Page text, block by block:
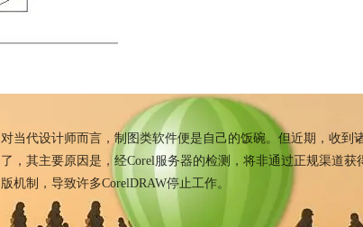
破解版或者精简版和盗版cdr x4弹出禁用警告
对当代设计师而言，制图类软件便是自己的饭碗。但近期，收到
了，其主要原因是，经Corel服务器的检测，将非通过正规渠道
版机制，导致许多CorelDRAW停止工作。
coreidrawX432bt
X4如何激活 CorelDRAWx4注册 盗